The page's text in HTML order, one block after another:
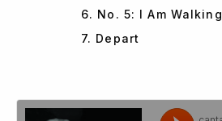
6. No. 5: I Am Walking
7. Depart